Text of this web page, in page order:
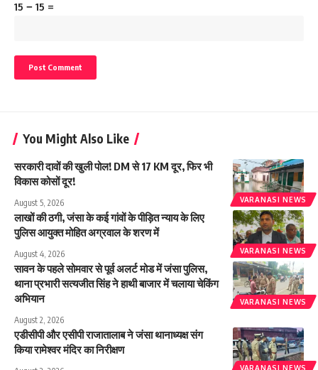
15 − 15 =
You Might Also Like
VARANASI NEWS
सरकारी दावों की खुली पोल! DM से 17 KM दूर, फिर भी
विकास कोसों दूर!
August 5, 2026
VARANASI NEWS
लाखों की ठगी, जंसा के कई गांवों के पीड़ित न्याय के लिए
पुलिस आयुक्त मोहित अग्रवाल के शरण में
August 4, 2026
VARANASI NEWS
सावन के पहले सोमवार से पूर्व अलर्ट मोड में जंसा पुलिस,
थाना प्रभारी सत्यजीत सिंह ने हाथी बाजार में चलाया चेकिंग
अभियान
August 2, 2026
VARANASI NEWS
एडीसीपी और एसीपी राजातालाब ने जंसा थानाध्यक्ष संग
किया रामेश्वर मंदिर का निरीक्षण